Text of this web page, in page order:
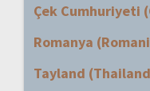
Çek Cumhuriyeti
Romanya
Tayland